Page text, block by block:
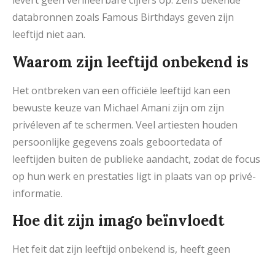
databronnen zoals Famous Birthdays geven zijn
leeftijd niet aan.
Waarom zijn leeftijd onbekend is
Het ontbreken van een officiële leeftijd kan een
bewuste keuze van Michael Amani zijn om zijn
privéleven af te schermen. Veel artiesten houden
persoonlijke gegevens zoals geboortedata of
leeftijden buiten de publieke aandacht, zodat de focus
op hun werk en prestaties ligt in plaats van op privé-
informatie.
Hoe dit zijn imago beïnvloedt
Het feit dat zijn leeftijd onbekend is, heeft geen